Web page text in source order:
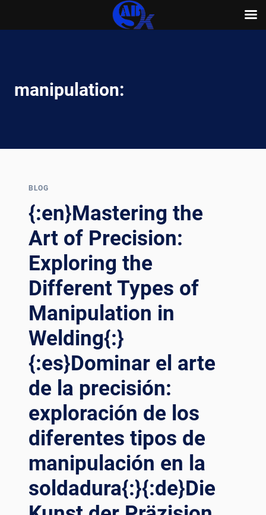
manipulation:
BLOG
{:en}Mastering the
Art of Precision:
Exploring the
Different Types of
Manipulation in
Welding{:}
{:es}Dominar el arte
de la precisión:
exploración de los
diferentes tipos de
manipulación en la
soldadura{:}{:de}Die